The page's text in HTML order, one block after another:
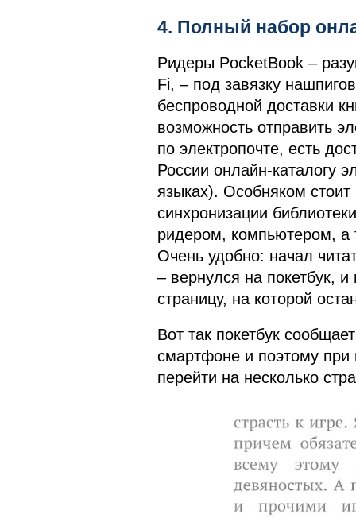
4. Полный набор
Ридеры PocketBook –
Fi, – под завязку
беспроводной доставки
возможность отправить
по электропочте, есть
России онлайн-каталогу
языках). Особняком
синхронизации
ридером, компьютером, а
Очень удобно: начал
– вернулся на покетбук,
страницу, на которой
Вот так покетбук
смартфоне и поэтому
перейти на несколько